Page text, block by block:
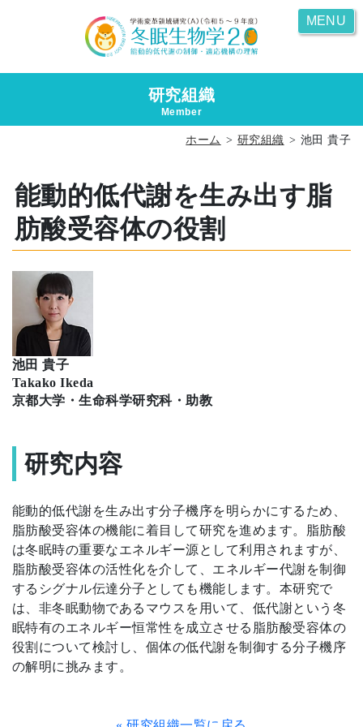
研究組織
Member
ホーム 研究組織 池田 貴子
能動的低代謝を生み出す脂
肪酸受容体の役割
池田 貴子
Takako Ikeda
京都大学・生命科学研究科・助教
研究内容
能動的低代謝を生み出す分子機序を明らかにするため、
脂肪酸受容体の機能に着目して研究を進めます。脂肪酸
は冬眠時の重要なエネルギー源として利用されますが、
脂肪酸受容体の活性化を介して、エネルギー代謝を制御
するシグナル伝達分子としても機能します。本研究で
は、非冬眠動物であるマウスを用いて、低代謝という冬
眠特有のエネルギー恒常性を成立させる脂肪酸受容体の
役割について検討し、個体の低代謝を制御する分子機序
の解明に挑みます。
MENU